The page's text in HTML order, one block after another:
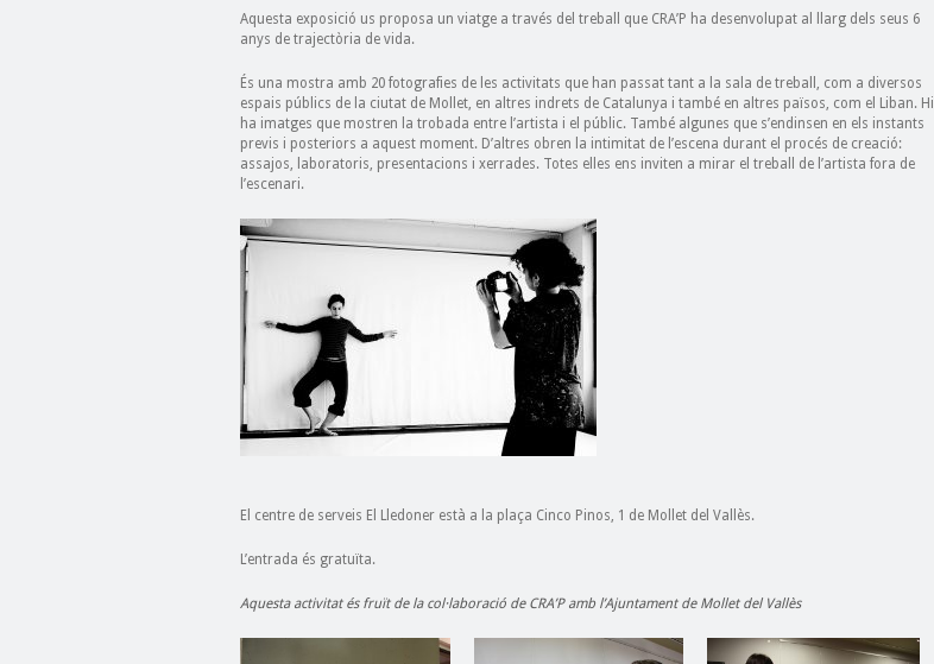
Aquesta exposició us proposa un viatge a través del treball que CRA’P ha desenvolupat al llarg dels seus 6
anys de trajectòria de vida.
És una mostra amb 20 fotografies de les activitats que han passat tant a la sala de treball, com a diversos
espais públics de la ciutat de Mollet, en altres indrets de Catalunya i també en altres països, com el Liban. Hi
ha imatges que mostren la trobada entre l’artista i el públic. També algunes que s’endinsen en els instants
previs i posteriors a aquest moment. D’altres obren la intimitat de l’escena durant el procés de creació:
assajos, laboratoris, presentacions i xerrades. Totes elles ens inviten a mirar el treball de l’artista fora de
l’escenari.
El centre de serveis El Lledoner està a la plaça Cinco Pinos, 1 de Mollet del Vallès.
L’entrada és gratuïta.
Aquesta activitat és fruït de la col·laboració de CRA’P amb l’Ajuntament de Mollet del Vallès